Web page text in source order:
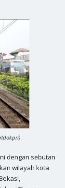
dengan sebutan
wilayah kota